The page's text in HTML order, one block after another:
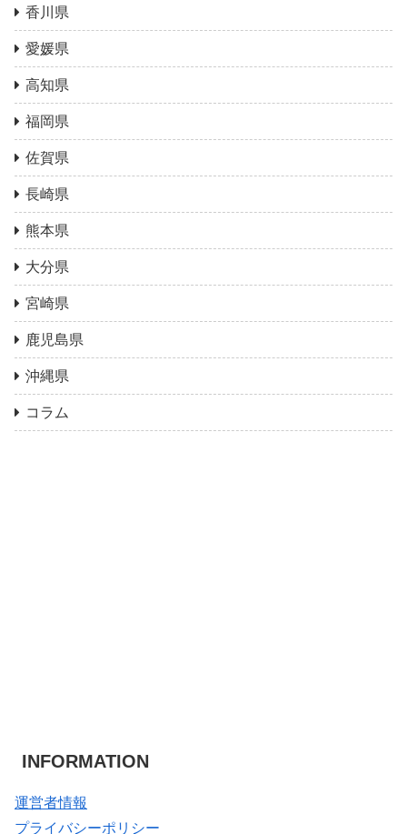
香川県
愛媛県
高知県
福岡県
佐賀県
長崎県
熊本県
大分県
宮崎県
鹿児島県
沖縄県
コラム
INFORMATION
運営者情報
プライバシーポリシー